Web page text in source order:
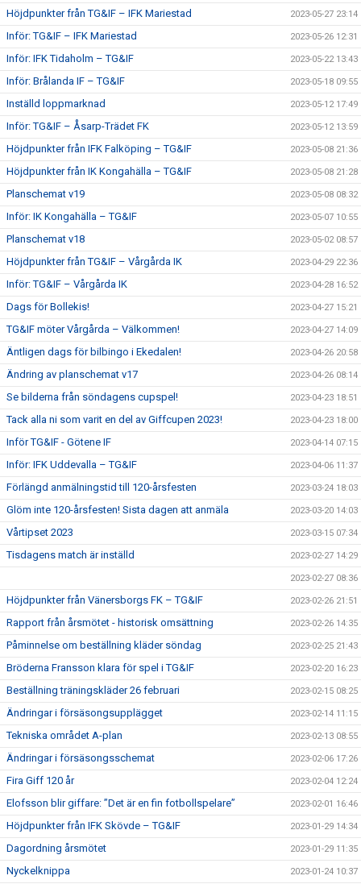
Höjdpunkter från TG&IF – IFK Mariestad 2023-05-27 23:14
Inför: TG&IF – IFK Mariestad 2023-05-26 12:31
Inför: IFK Tidaholm – TG&IF 2023-05-22 13:43
Inför: Brålanda IF – TG&IF 2023-05-18 09:55
Inställd loppmarknad 2023-05-12 17:49
Inför: TG&IF – Åsarp-Trädet FK 2023-05-12 13:59
Höjdpunkter från IFK Falköping – TG&IF 2023-05-08 21:36
Höjdpunkter från IK Kongahälla – TG&IF 2023-05-08 21:28
Planschemat v19 2023-05-08 08:32
Inför: IK Kongahälla – TG&IF 2023-05-07 10:55
Planschemat v18 2023-05-02 08:57
Höjdpunkter från TG&IF – Vårgårda IK 2023-04-29 22:36
Inför: TG&IF – Vårgårda IK 2023-04-28 16:52
Dags för Bollekis! 2023-04-27 15:21
TG&IF möter Vårgårda – Välkommen! 2023-04-27 14:09
Äntligen dags för bilbingo i Ekedalen! 2023-04-26 20:58
Ändring av planschemat v17 2023-04-26 08:14
Se bilderna från söndagens cupspel! 2023-04-23 18:51
Tack alla ni som varit en del av Giffcupen 2023! 2023-04-23 18:00
Inför TG&IF - Götene IF 2023-04-14 07:15
Inför: IFK Uddevalla – TG&IF 2023-04-06 11:37
Förlängd anmälningstid till 120-årsfesten 2023-03-24 18:03
Glöm inte 120-årsfesten! Sista dagen att anmäla 2023-03-20 14:03
Vårtipset 2023 2023-03-15 07:34
Tisdagens match är inställd 2023-02-27 14:29
2023-02-27 08:36
Höjdpunkter från Vänersborgs FK – TG&IF 2023-02-26 21:51
Rapport från årsmötet - historisk omsättning 2023-02-26 14:35
Påminnelse om beställning kläder söndag 2023-02-25 21:43
Bröderna Fransson klara för spel i TG&IF 2023-02-20 16:23
Beställning träningskläder 26 februari 2023-02-15 08:25
Ändringar i försäsongsupplägget 2023-02-14 11:15
Tekniska området A-plan 2023-02-13 08:55
Ändringar i försäsongsschemat 2023-02-06 17:26
Fira Giff 120 år 2023-02-04 12:24
Elofsson blir giffare: ”Det är en fin fotbollspelare” 2023-02-01 16:46
Höjdpunkter från IFK Skövde – TG&IF 2023-01-29 14:34
Dagordning årsmötet 2023-01-29 11:35
Nyckelknippa 2023-01-24 10:37